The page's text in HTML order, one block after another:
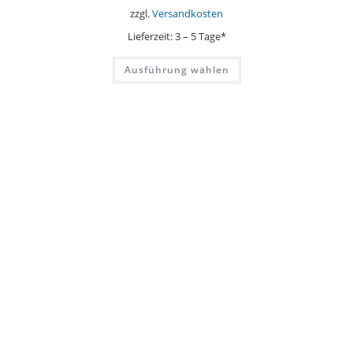
zzgl.Versandkosten
Lieferzeit:3 – 5 Tage*
Ausführung wählen
Dieses
weist